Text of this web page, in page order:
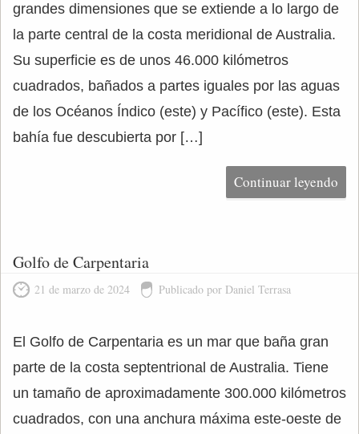
grandes dimensiones que se extiende a lo largo de
la parte central de la costa meridional de Australia.
Su superficie es de unos 46.000 kilómetros
cuadrados, bañados a partes iguales por las aguas
de los Océanos Índico (este) y Pacífico (este). Esta
bahía fue descubierta por […]
Continuar leyendo
Golfo de Carpentaria
21 de marzo de 2024 Publicado por Daniel Terrasa
El Golfo de Carpentaria es un mar que baña gran
parte de la costa septentrional de Australia. Tiene
un tamaño de aproximadamente 300.000 kilómetros
cuadrados, con una anchura máxima este-oeste de